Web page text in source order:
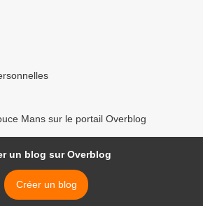
Mans sur le portail Overblog
un blog sur Overblog
Créer un blog